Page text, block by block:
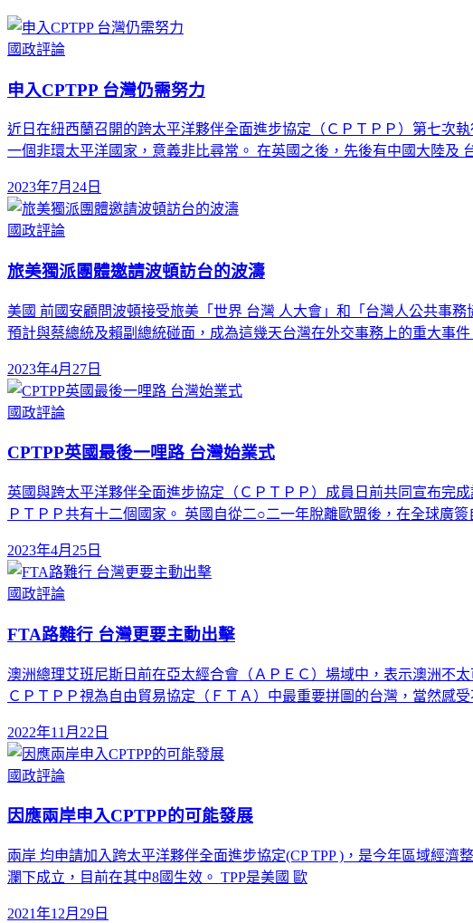
國政評論
申入CPTPP 台灣仍需努力
近日在紐西蘭召開的跨太平洋夥伴全面進步協定（ＣＰＴＰＰ）第七次
一個非環太平洋國家，意義非比尋常。 在英國之後，先後有中國大陸及
2023年7月24日
國政評論
旅美獨派團體邀請波頓訪台的波濤
美國 前國安顧問波頓接受旅美「世界 台灣 人大會」和「台灣人公共事
預計與蔡總統及賴副總統碰面，成為這幾天台灣在外交事務上的重大事件
2023年4月27日
國政評論
CPTPP英國最後一哩路 台灣始業式
英國與跨太平洋夥伴全面進步協定（ＣＰＴＰＰ）成員日前共同宣布完
ＰＴＰＰ共有十二個國家。 英國自從二○二一年脫離歐盟後，在全球廣簽
2023年4月25日
國政評論
FTA路難行 台灣更要主動出擊
澳洲總理艾班尼斯日前在亞太經合會（ＡＰＥＣ）場域中，表示澳洲不
ＣＰＴＰＰ視為自由貿易協定（ＦＴＡ）中最重要拼圖的台灣，當然感受
2022年11月22日
國政評論
因應兩岸申入CPTPP的可能發展
兩岸 均申請加入跨太平洋夥伴全面進步協定(CP TPP )，是今年區域經
瀾下成立，目前在其中8國生效。 TPP是美國 歐
2021年12月29日